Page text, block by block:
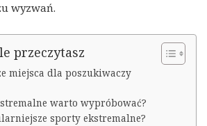
wyzwań.
przeczytasz
miejsca dla poszukiwaczy
warto wypróbować?
sporty ekstremalne?